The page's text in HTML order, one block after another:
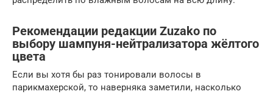
Рекомендации редакции Zuzako по
выбору шампуня-нейтрализатора жёлтого
цвета
Если вы хотя бы раз тонировали волосы в
парикмахерской, то наверняка заметили, насколько